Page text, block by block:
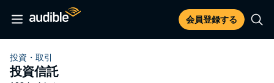
会員登録する
投資・取引
投資信託